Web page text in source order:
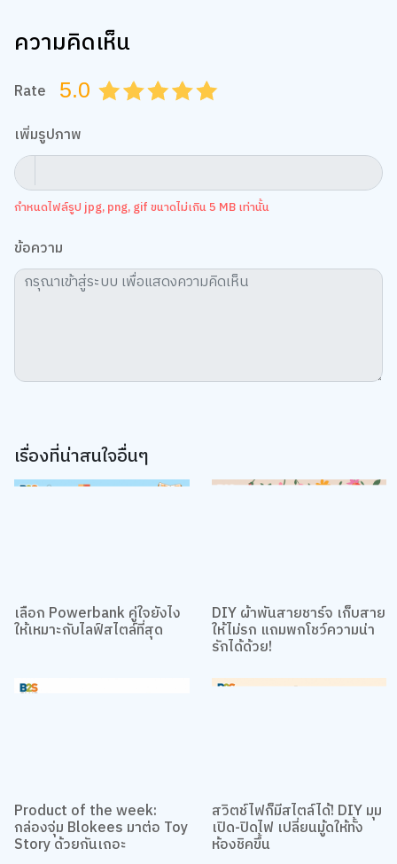
ความคิดเห็น
Rate 5.0 4.5
4.0
3.5
3.0
2.5
2.0
1.5
1.0
0.5
เพิ่มรูปภาพ
กำหนดไฟล์รูป jpg, png, gif ขนาดไม่เกิน 5 MB เท่านั้น
ข้อความ
เรื่องที่น่าสนใจอื่นๆ
เลือก Powerbank คู่ใจยังไง
ให้เหมาะกับไลฟ์สไตล์ที่สุด
DIY ผ้าพันสายชาร์จ เก็บสาย
ให้ไม่รก แถมพกโชว์ความน่า
รักได้ด้วย!
Product of the week:
กล่องจุ่ม Blokees มาต่อ Toy
Story ด้วยกันเถอะ
สวิตช์ไฟก็มีสไตล์ได้! DIY มุม
เปิด-ปิดไฟ เปลี่ยนมู้ดให้ทั้ง
ห้องชิคขึ้น